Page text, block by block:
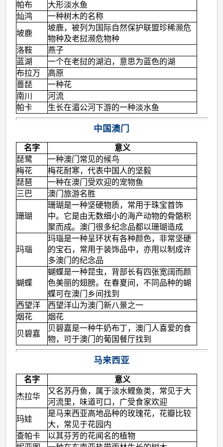
帕布
大形淡水鱼
灿鸿
一种树木的名称
坡鹿
坡鹿，被列为国际自然保护联盟珍稀濒危
物种及老挝濒危物种
洛鞍
燕子
蓝湖
一个在老挝的湖泊，意思为蓝色的湖
布拉万
高原
蔷琵
一种花
南川
河流
帕卡
生长在湄公河下游的一种淡水鱼
中国澳门
名字
意义
琵鹭
一种澳门常见的候鸟
梅花
梅花耐寒，代表中国人的坚毅
琵琶
一种在澳门受欢迎的宠物鱼
三巴
澳门旅游名胜
珊瑚
珊瑚是一种坚硬物质，常用于珠宝首饰
中。它是由无数细小的海产动物的骨骼积
聚而成。澳门很多纪念品都以珊瑚造成
玛瑙
玛瑙是一种呈环状有各种颜色，非常坚硬
的宝石，常用于装饰品中，亦用以制成许
多澳门的纪念品
蝴蝶
蝴蝶是一种昆虫，背部长有四张宽阔而颜
色美丽的翅膀。在春夏间，不同品种的蝴
蝶可在澳门乡间找到
西望洋
西望洋山为澳门新八景之一
烟花
烟花
贝碧嘉
贝碧嘉是一种牛奶布丁，澳门人喜爱的食
物，可于澳门的葡国餐厅找到
马来西亚
名字
意义
杰拉华
又名苏丹鱼，属于淡水鲤鱼类，常见于大
河流里，味道可口，广受食家欢迎
玛娃
是马来西亚高地品种的玫瑰花，花瓣比较
大，常见于花园内
查帕卡
以其芬芳的花闻名的植物